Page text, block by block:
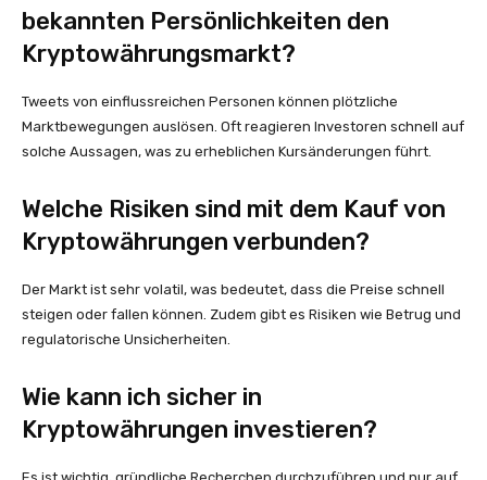
bekannten Persönlichkeiten den
Kryptowährungsmarkt?
Tweets von einflussreichen Personen können plötzliche
Marktbewegungen auslösen. Oft reagieren Investoren schnell auf
solche Aussagen, was zu erheblichen Kursänderungen führt.
Welche Risiken sind mit dem Kauf von
Kryptowährungen verbunden?
Der Markt ist sehr volatil, was bedeutet, dass die Preise schnell
steigen oder fallen können. Zudem gibt es Risiken wie Betrug und
regulatorische Unsicherheiten.
Wie kann ich sicher in
Kryptowährungen investieren?
Es ist wichtig, gründliche Recherchen durchzuführen und nur auf